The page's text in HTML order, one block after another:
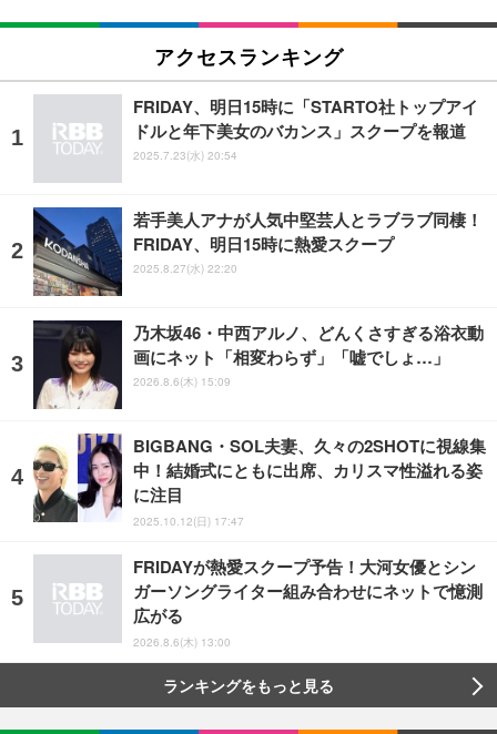
アクセスランキング
FRIDAY、明日15時に「STARTO社トップアイ
ドルと年下美女のバカンス」スクープを報道
2025.7.23(水) 20:54
若手美人アナが人気中堅芸人とラブラブ同棲！
FRIDAY、明日15時に熱愛スクープ
2025.8.27(水) 22:20
乃木坂46・中西アルノ、どんくさすぎる浴衣動
画にネット「相変わらず」「嘘でしょ…」
2026.8.6(木) 15:09
BIGBANG・SOL夫妻、久々の2SHOTに視線集
中！結婚式にともに出席、カリスマ性溢れる姿
に注目
2025.10.12(日) 17:47
FRIDAYが熱愛スクープ予告！大河女優とシン
ガーソングライター組み合わせにネットで憶測
広がる
2026.8.6(木) 13:00
ランキングをもっと見る